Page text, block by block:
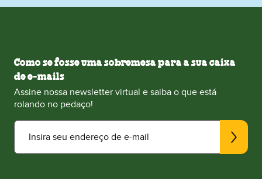
Como se fosse uma sobremesa para a sua caixa
de e-mails
Assine nossa newsletter virtual e saiba o que está
rolando no pedaço!
Insira seu endereço de e-mail